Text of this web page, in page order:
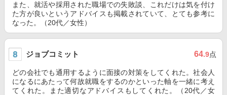
また、就活や採用された職場での失敗談、これだけは気を付け
た方が良いというアドバイスも掲載されていて、とても参考に
なった。（20代／女性）
ジョブコミット 64.9点
どの会社でも通用するように面接の対策をしてくれた。社会人
になるにあたって何故就職をするのかといった軸を一緒に考え
てくれた。また適切なアドバイスもしてくれた。（20代／女